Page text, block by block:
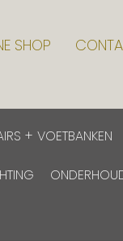
SHOP
+ VOETBANKEN